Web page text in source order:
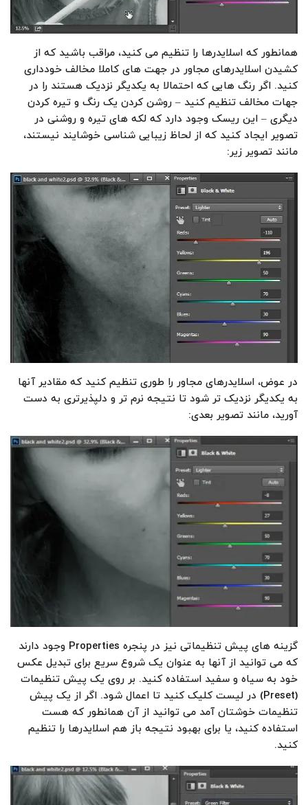
همانطور که اسلایدرها را تنظیم می کنید، مراقب باشید که از
کشیدن اسلایدرهای مجاور در جهت های کاملا مخالف خودداری
کنید. اگر رنگ هایی که احتمالا به یکدیگر نزدیک هستند را در
جهات مخالف تنظیم کنید – روشن کردن یک رنگ و تیره کردن
دیگری – این ریسک وجود دارد که لکه های تیره و روشنی در
تصویر ایجاد کنید که از لحاظ زیبایی شناسی خوشایند نیستند،
مانند تصویر زیر:
در عوض، اسلایدرهای مجاور را طوری تنظیم کنید که مقادیر آنها
به یکدیگر نزدیک تر شود تا نتیجه نرم تر و دلپذیرتری به دست
آورید، مانند تصویر بعدی:
گزینه های پیش تنظیماتی نیز در پنجره Properties وجود دارند
که می توانید از آنها به عنوان یک شروع سریع برای تبدیل عکس
خود به سیاه و سفید استفاده کنید. بر روی یک پیش تنظیمات
(Preset) در لیست کلیک کنید تا اعمال شود. اگر از یک پیش
تنظیمات خوشتان آمد می توانید از آن همانطور که هست
استفاده کنید، یا برای بهبود نتیجه باز هم اسلایدرها را تنظیم
کنید.